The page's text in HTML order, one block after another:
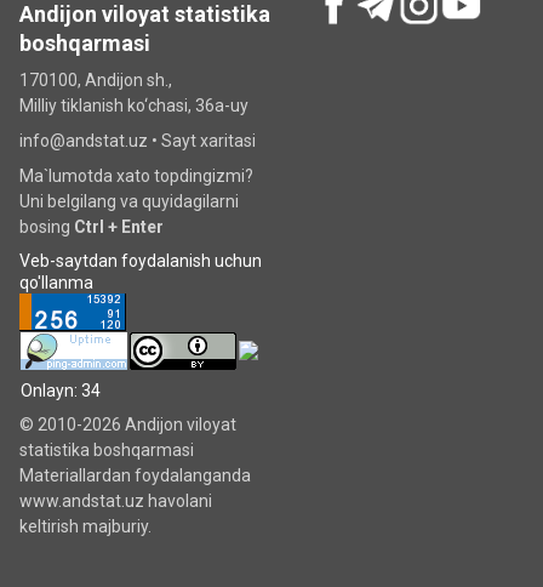
Andijon viloyat statistika
boshqarmasi
170100, Andijon sh.,
Milliy tiklanish ko‘chаsi, 36a-uy
info@andstat.uz • Sayt xaritasi
Ma`lumotda xato topdingizmi?
Uni belgilang va quyidagilarni
bosing Ctrl + Enter
Veb-saytdan foydalanish uchun
qo'llanma
Onlayn: 34
© 2010-2026 Andijon viloyat
statistika boshqarmasi
Materiallardan foydalanganda
www.andstat.uz havolani
keltirish majburiy.